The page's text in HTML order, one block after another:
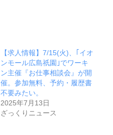
【求人情報】7/15(火)、｢イオ
ンモール広島祇園｣でワーキ
ン主催『お仕事相談会』が開
催。参加無料、予約・履歴書
不要みたい。
2025年7月13日
ざっくりニュース